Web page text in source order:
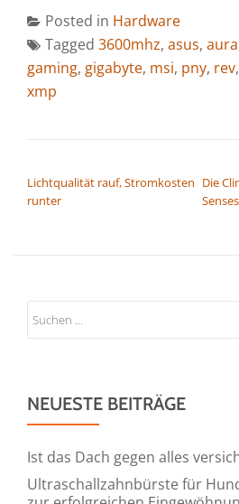
Posted in Hardware
Tagged 3600mhz, asus, aura
gaming, gigabyte, msi, pny, rev,
xmp
Lichtqualität rauf, Stromkosten
runter
Die
Senses
NEUESTE BEITRÄGE
Ist das Dach gegen alles
Ultraschallzahnbürste für